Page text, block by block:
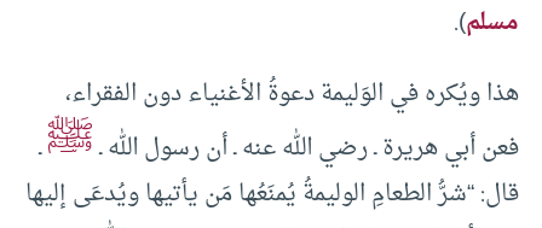
مسلم).
هذا ويُكره في الوَليمة دعوةُ الأغنياء دون الفقراء،
فعن أبي هريرة ـ رضي الله عنه ـ أن رسول الله ـﷺـ
قال: “شرُّ الطعامِ الوليمةُ يُمنَعُها مَن يأتيها ويُدعَى إليها